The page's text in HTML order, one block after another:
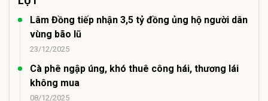
Lâm Đồng tiếp nhận 3,5 tỷ đồng ủng hộ người dân
vùng bão lũ
23/12/2025
Cà phê ngập úng, khó thuê công hái, thương lái
không mua
08/12/2025